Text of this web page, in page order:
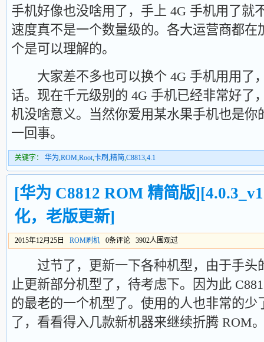
手机好像也没啥用了，手上 4G 手机用了就
速度真不是一个数量级的。各大运营商都在
个是可以理解的。
大家差不多也可以换个 4G 手机用用了
话。现在千元级别的 4G 手机已经非常好了
机没啥意义。当然你爱用某水果手机也是你
一回事。
关键字： 华为,ROM,Root,卡刷 ,精简,C8813,4.1
[华为 C8812 ROM 精简版
化，老版更新]
2015年12月25日 ROM刷机 0条评论 3902人围观过
过节了，更新一下各种机型，由于手头
止更新部分机型了，待考虑下。因为此
的最老的一个机型了。使用的人也非常的少
了，看看得入几款新机器来继续折腾 ROM